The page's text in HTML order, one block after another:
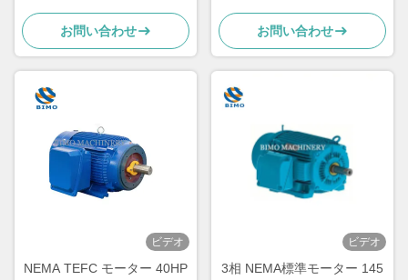
56C 屋外用モーター
お問い合わせ
230V 60Hz 300HP-400HP
ACインダクションモーター
お問い合わせ
ビデオ
NEMA TEFC モーター 40HP
ビデオ
3相 NEMA標準モーター 145